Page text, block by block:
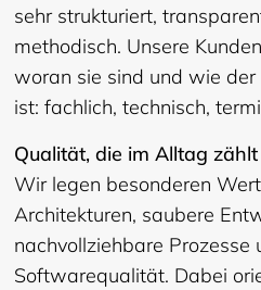
sehr strukturiert,
methodisch. Unsere
woran sie sind und wie der
ist: fachlich, technisch,
Qualität, die im Alltag zählt
Wir legen besonderen
Architekturen, saubere
nachvollziehbare Prozesse
Softwarequalität. Dabei